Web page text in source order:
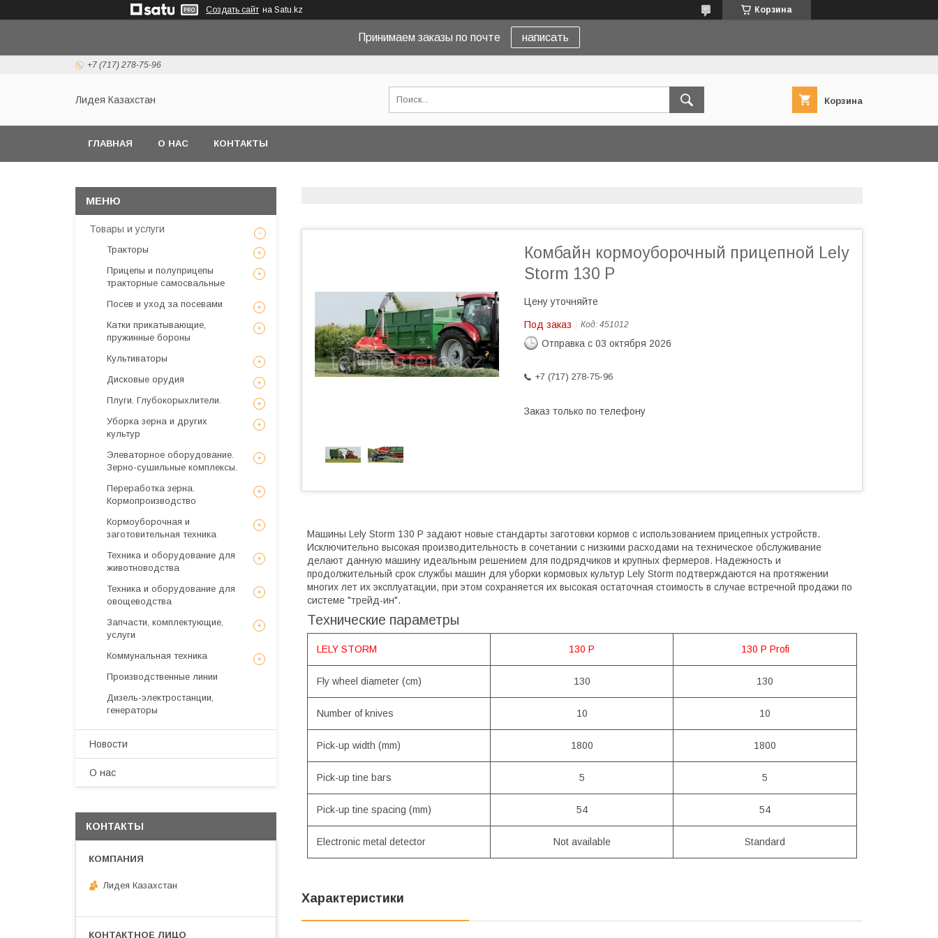
Создать сайт на Satu.kz Корзина
Принимаем заказы по почте написать
+7 (717) 278-75-96
Лидея Казахстан Корзина
ГЛАВНАЯ О НАС КОНТАКТЫ
Комбайн кормоуборочный прицепной Lely
Storm 130 P
Цену уточняйте
Под заказ Код: 451012
Отправка с 03 октября 2026
+7 (717) 278-75-96
Заказ только по телефону
Машины Lely Storm 130 P задают новые стандарты заготовки кормов с использованием прицепных устройств.
Исключительно высокая производительность в сочетании с низкими расходами на техническое обслуживание
делают данную машину идеальным решением для подрядчиков и крупных фермеров. Надежность и
продолжительный срок службы машин для уборки кормовых культур Lely Storm подтверждаются на протяжении
многих лет их эксплуатации, при этом сохраняется их высокая остаточная стоимость в случае встречной продажи по
системе "трейд-ин".
Технические параметры
LELY STORM 130 P 130 P Profi
Fly wheel diameter (cm) 130 130
Number of knives 10 10
Pick-up width (mm) 1800 1800
Pick-up tine bars 5 5
Pick-up tine spacing (mm) 54 54
Electronic metal detector Not available Standard
Характеристики
Товары и услуги
Тракторы
Прицепы и полуприцепы
тракторные самосвальные
Посев и уход за посевами
Катки прикатывающие,
пружинные бороны
Культиваторы
Дисковые орудия
Плуги. Глубокорыхлители.
Уборка зерна и других
культур
Элеваторное оборудование.
Зерно-сушильные комплексы.
Переработка зерна.
Кормопроизводство
Кормоуборочная и
заготовительная техника
Техника и оборудование для
животноводства
Техника и оборудование для
овощеводства
Запчасти, комплектующие,
услуги
Коммунальная техника
Производственные линии
Дизель-электростанции,
генераторы
Новости
О нас
КОНТАКТЫ
Лидея Казахстан